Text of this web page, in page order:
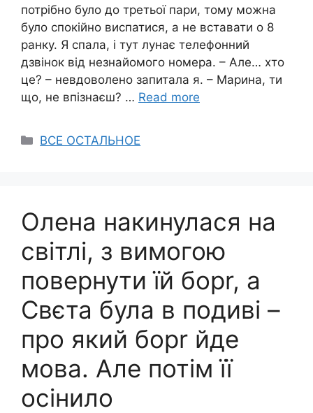
потрібно було до третьої пари, тому можна
було спокійно виспатися, а не вставати о 8
ранку. Я спала, і тут лунає телефонний
дзвінок від незнайомого номера. – Але… хто
це? – невдоволено запитала я. – Марина, ти
що, не впізнаєш? … Read more
Categories
ВСЕ ОСТАЛЬНОЕ
Олена накинулася на
світлі, з вимогою
повернути їй борr, а
Свєта була в подиві –
про який борr йде
мова. Але потім її
осінило